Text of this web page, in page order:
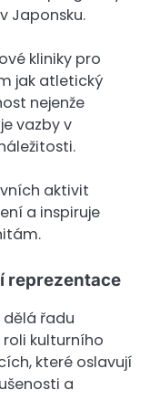
Japonsku.
kliniky pro
jak atletický
nejenže
vazby v
aktivit
a inspiruje
reprezentace
dělá řadu
kulturního
které oslavují
a